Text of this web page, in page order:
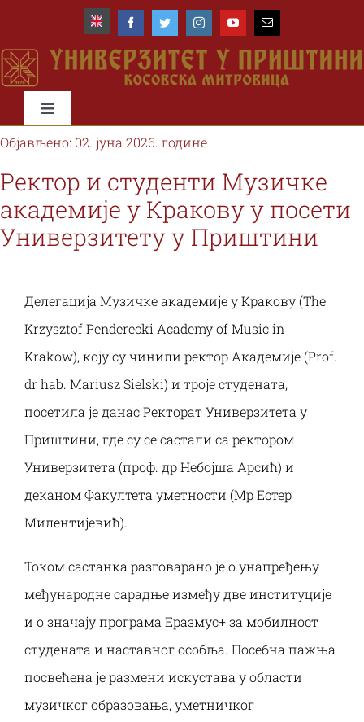
content
Toggle
Navigation
Почетна
Универзитет
Студије и студенти
Наука и пројекти
Међународна сарадња
Алумни
Објављено: 02. јуна 2026. године
Ректор и студенти Музичке
академије у Кракову у посети
Универзитету у Приштини
Делегација Музичке академије у Кракову (The
Krzysztof Penderecki Academy of Music in
Krakow), коју су чинили ректор Академије (Prof.
dr hab. Mariusz Sielski) и троје студената,
посетила је данас Ректорат Универзитета у
Приштини, где су се састали са ректором
Универзитета (проф. др Небојша Арсић) и
деканом Факултета уметности (Мр Естер
Милентијевић).
Током састанка разговарано је о унапређењу
међународне сарадње између две институције
и о значају програма Eразмус+ за мобилност
студената и наставног особља. Посебна пажња
посвећена је размени искустава у области
музичког образовања, уметничког